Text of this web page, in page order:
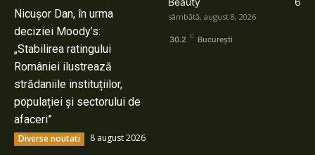
Nicușor Dan, în urma
deciziei Moody’s:
„Stabilirea ratingului
României ilustrează
strădaniile instituțiilor,
populației și sectorului de
afaceri”
Diverse noutati 8 august 2026
sâmbătă, august 8, 2026
30.2 C București